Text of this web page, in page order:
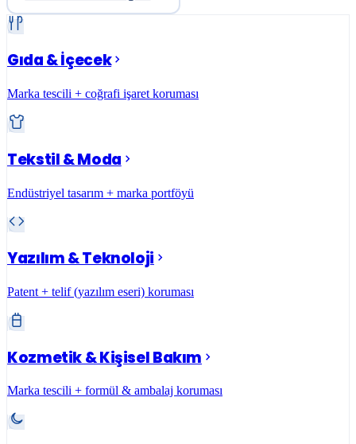
Gıda & İçecek
Marka tescili + coğrafi işaret koruması
Tekstil & Moda
Endüstriyel tasarım + marka portföyü
Yazılım & Teknoloji
Patent + telif (yazılım eseri) koruması
Kozmetik & Kişisel Bakım
Marka tescili + formül & ambalaj koruması